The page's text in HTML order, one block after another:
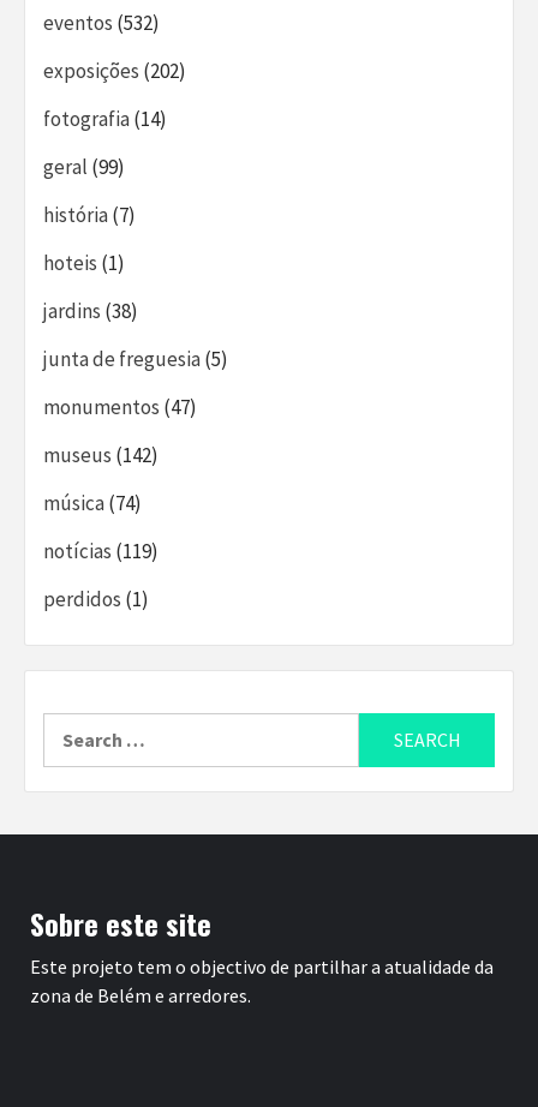
eventos (532)
exposições (202)
fotografia(14)
geral (99)
história(7)
hoteis (1)
jardins (38)
junta de freguesia(5)
monumentos (47)
museus (142)
música(74)
notícias (119)
perdidos (1)
for:
Sobre este site
Este projeto tem o objectivo de partilhar a atualidade da
zona de Belém e arredores.